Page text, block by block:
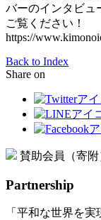
バーのインタビュ
ご覧ください！
https://
Back to Index
Share on
賛助会員（寄
Partnership
「平和な世界を実